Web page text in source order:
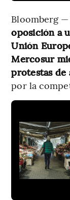
Bloomberg
oposición a
Unión
Mercosur
protestas
por la